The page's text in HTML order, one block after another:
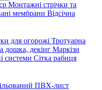
Монтажні стрічки та
мембрани Відсічна
для огорожі Тротуарна
дошка, декінг Маркізи
системи Сітка рабиця
ПВХ-лист